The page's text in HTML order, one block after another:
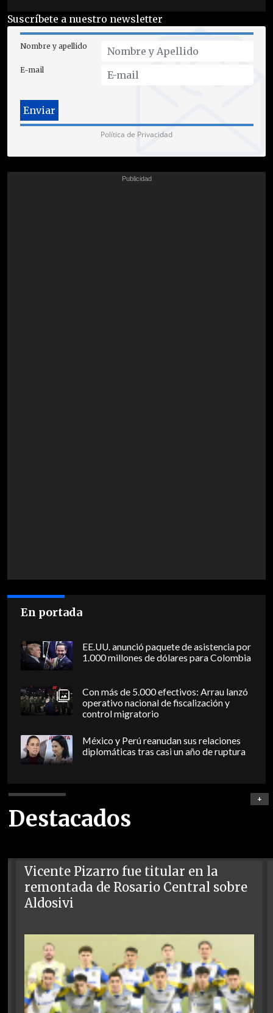
Suscríbete a nuestro newsletter
Nombre y apellido
E-mail
Política de Privacidad
En portada
EE.UU. anunció paquete de asistencia por
1.000 millones de dólares para Colombia
Con más de 5.000 efectivos: Arrau lanzó
operativo nacional de fiscalización y
control migratorio
México y Perú reanudan sus relaciones
diplomáticas tras casi un año de ruptura
Destacados
+
Vicente Pizarro fue titular en la
remontada de Rosario Central sobre
Aldosivi